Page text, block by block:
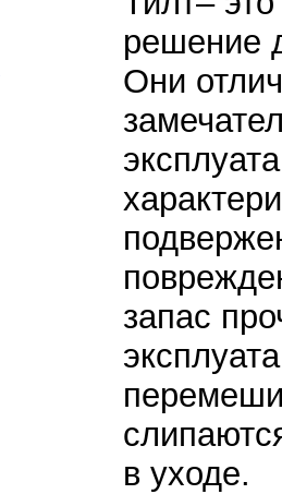
решение
Они
запас
в уходе.